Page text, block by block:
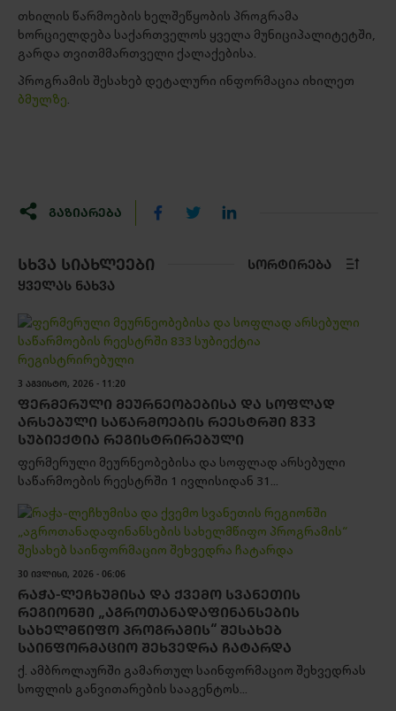
თხილის წარმოების ხელშეწყობის პროგრამა
ხორციელდება საქართველოს ყველა მუნიციპალიტეტში,
გარდა თვითმმართველი ქალაქებისა.
პროგრამის შესახებ დეტალური ინფორმაცია იხილეთ
ბმულზე.
ᲒᲐᲖᲘᲐᲠᲔᲑᲐ
ᲡᲮᲕᲐ ᲡᲘᲐᲮᲚᲔᲔᲑᲘ
ᲡᲝᲠᲢᲘᲠᲔᲑᲐ
ᲧᲕᲔᲚᲐᲡ ᲜᲐᲮᲕᲐ
3 ᲐᲒᲕᲘᲡᲢᲝ, 2026 - 11:20
ᲤᲔᲠᲛᲔᲠᲣᲚᲘ ᲛᲔᲣᲠᲜᲔᲝᲑᲔᲑᲘᲡᲐ ᲓᲐ ᲡᲝᲤᲚᲐᲓ
ᲐᲠᲡᲔᲑᲣᲚᲘ ᲡᲐᲬᲐᲠᲛᲝᲔᲑᲘᲡ ᲠᲔᲔᲡᲢᲠᲨᲘ 833
ᲡᲣᲑᲘᲔᲥᲢᲘᲐ ᲠᲔᲒᲘᲡᲢᲠᲘᲠᲔᲑᲣᲚᲘ
ფერმერული მეურნეობებისა და სოფლად არსებული
საწარმოების რეესტრში 1 ივლისიდან 31...
30 ᲘᲕᲚᲘᲡᲘ, 2026 - 06:06
ᲠᲐᲭᲐ-ᲚᲔᲩᲮᲣᲛᲘᲡᲐ ᲓᲐ ᲥᲕᲔᲛᲝ ᲡᲕᲐᲜᲔᲗᲘᲡ
ᲠᲔᲒᲘᲝᲜᲨᲘ „ᲐᲒᲠᲝᲗᲐᲜᲐᲓᲐᲤᲘᲜᲐᲜᲡᲔᲑᲘᲡ
ᲡᲐᲮᲔᲚᲛᲬᲘᲤᲝ ᲞᲠᲝᲒᲠᲐᲛᲘᲡ“ ᲨᲔᲡᲐᲮᲔᲑ
ᲡᲐᲘᲜᲤᲝᲠᲛᲐᲪᲘᲝ ᲨᲔᲮᲕᲔᲓᲠᲐ ᲩᲐᲢᲐᲠᲓᲐ
ქ. ამბროლაურში გამართულ საინფორმაციო შეხვედრას
სოფლის განვითარების სააგენტოს...